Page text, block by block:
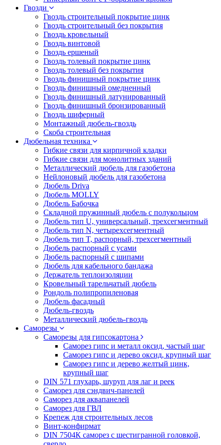
Гвозди
Гвоздь строительный покрытие цинк
Гвоздь строительный без покрытия
Гвоздь кровельный
Гвоздь винтовой
Гвоздь ершеный
Гвоздь толевый покрытие цинк
Гвоздь толевый без покрытия
Гвоздь финишный покрытие цинк
Гвоздь финишный омедненный
Гвоздь финишный латунированный
Гвоздь финишный бронзированный
Гвоздь шиферный
Монтажный дюбель-гвоздь
Скоба строительная
Дюбельная техника
Гибкие связи для кирпичной кладки
Гибкие связи для монолитных зданий
Металлический дюбель для газобетона
Нейлоновый дюбель для газобетона
Дюбель Driva
Дюбель MOLLY
Дюбель Бабочка
Складной пружинный дюбель с полукольцом
Дюбель тип U, универсальный, трехсегментный
Дюбель тип N, четырехсегментный
Дюбель тип T, распорный, трехсегментный
Дюбель распорный с усами
Дюбель распорный с шипами
Дюбель для кабельного бандажа
Держатель теплоизоляции
Кровельный тарельчатый дюбель
Рондоль полипропиленовая
Дюбель фасадный
Дюбель-гвоздь
Металлический дюбель-гвоздь
Саморезы
Саморезы для гипсокартона
Саморез гипс и металл оксид, частый шаг
Саморез гипс и дерево оксид, крупный шаг
Саморез гипс и дерево желтый цинк,
крупный шаг
DIN 571 глухарь, шуруп для лаг и реек
Саморез для сэндвич-панелей
Саморез для аквапанелей
Саморез для ГВЛ
Крепеж для строительных лесов
Винт-конфирмат
DIN 7504К саморез с шестигранной головкой,